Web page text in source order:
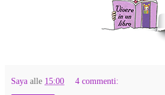
Saya alle 15:00 4 commenti: